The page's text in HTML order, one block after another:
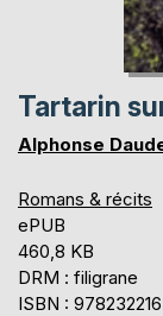
Tartarin
Alphonse
Romans & récits
ePUB
460,8 KB
DRM : filigrane
ISBN :